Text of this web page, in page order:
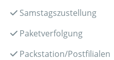
Samstagszustellung
Paketverfolgung
Packstation/Postfilialen